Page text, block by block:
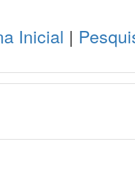
Inicial |